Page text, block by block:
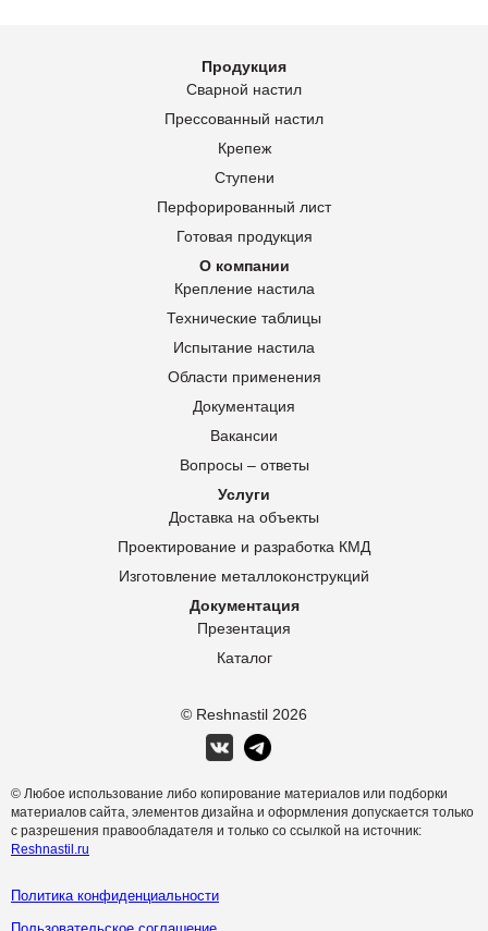
© Reshnastil 2026
Продукция
Сварной настил
Прессованный настил
Крепеж
Ступени
Перфорированный лист
Готовая продукция
О компании
Крепление настила
Технические таблицы
Испытание настила
Области применения
Документация
Вакансии
Вопросы – ответы
Услуги
Доставка на объекты
Проектирование и разработка КМД
Изготовление металлоконструкций
Документация
Презентация
Каталог
© Любое использование либо копирование материалов или подборки
материалов сайта, элементов дизайна и оформления допускается только
с разрешения правообладателя и только со ссылкой на источник:
Reshnastil.ru
Политика конфиденциальности